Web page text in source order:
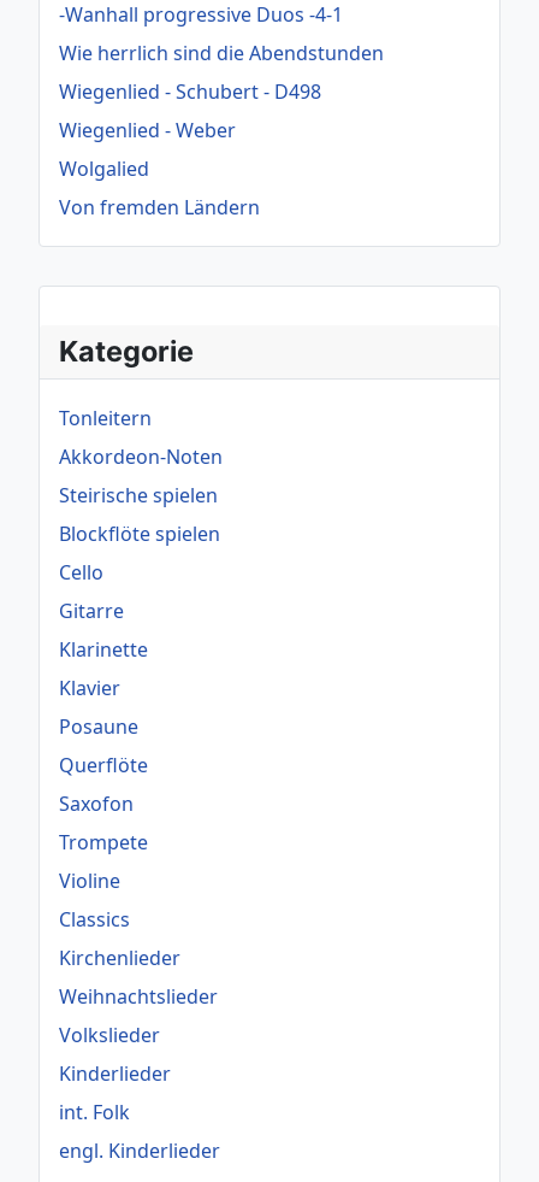
Kategorie
Tonleitern
Akkordeon-Noten
Steirische spielen
Blockflöte spielen
Cello
Gitarre
Klarinette
Klavier
Posaune
Querflöte
Saxofon
Trompete
Violine
Classics
Kirchenlieder
Weihnachtslieder
Volkslieder
Kinderlieder
int. Folk
engl. Kinderlieder
-Wanhall progressive Duos -4-1
Wie herrlich sind die Abendstunden
Wiegenlied - Schubert - D498
Wiegenlied - Weber
Wolgalied
Von fremden Ländern